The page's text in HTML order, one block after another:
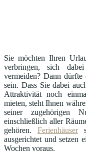
Sie möchten Ihren
verbringen, sich
vermeiden? Dann
sein. Dass Sie dabei
Attraktivität noch
mieten, steht Ihnen
seiner zugehörigen
einschließlich aller
gehören. Ferienhäuser
ausgerichtet und setzen
Wochen voraus.